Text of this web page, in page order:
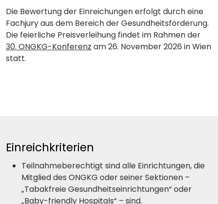
Die Bewertung der Einreichungen erfolgt durch eine
Fachjury aus dem Bereich der Gesundheitsförderung.
Die feierliche Preisverleihung findet im Rahmen der
30. ONGKG-Konferenz am 26. November 2026 in Wien
statt.
Einreichkriterien
Teilnahmeberechtigt sind alle Einrichtungen, die
Mitglied des ONGKG oder seiner Sektionen –
„Tabakfreie Gesundheitseinrichtungen“ oder
„Baby-friendly Hospitals“ – sind.